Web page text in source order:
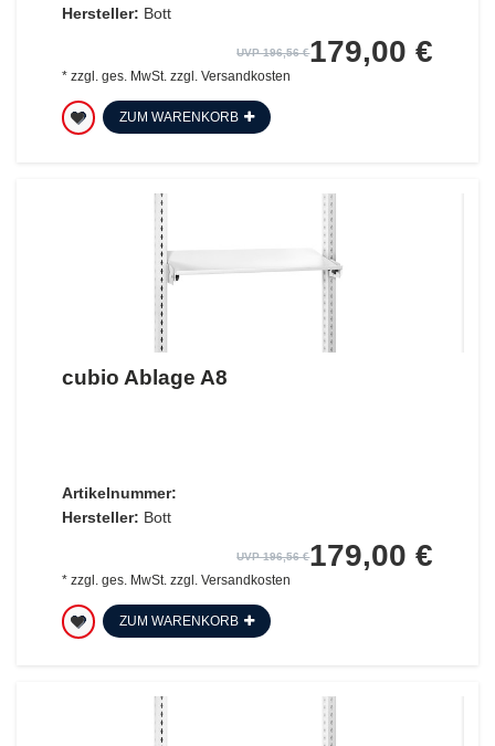
Hersteller: Bott
UVP 196,56 €179,00 €
* zzgl. ges. MwSt.zzgl. Versandkosten
ZUM WARENKORB
cubio Ablage A8
Artikelnummer:
Hersteller: Bott
UVP 196,56 €179,00 €
* zzgl. ges. MwSt. zzgl. Versandkosten
ZUM WARENKORB